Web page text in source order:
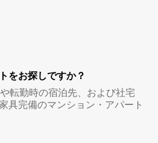
をお探しですか？
転勤時の宿泊先、および社宅
具完備のマンション・アパート